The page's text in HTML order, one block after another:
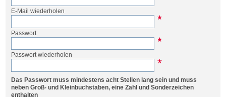
E-Mail wiederholen
Passwort
Passwort wiederholen
Das Passwort muss mindestens acht Stellen lang sein und muss
neben Groß- und Kleinbuchstaben, eine Zahl und Sonderzeichen
enthalten